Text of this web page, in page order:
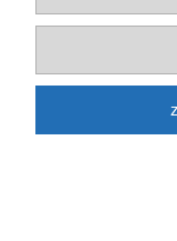
Farba DOPE